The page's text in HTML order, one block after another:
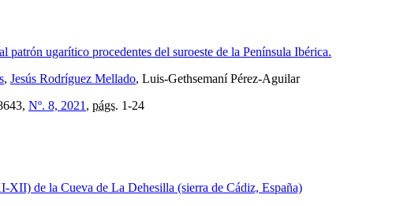
patrón ugarítico procedentes del suroeste de la Península Ibérica.
, Jesús Rodríguez Mellado, Luis-Gethsemaní Pérez-Aguilar
Nº. 8, 2021 , págs. 1-24
XII) de la Cueva de La Dehesilla (sierra de Cádiz, España)